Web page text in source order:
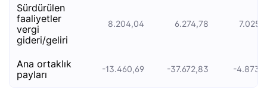
sürdürülen
faaliyetler
vergi
gideri/geliri
8.204,04 6.274,78
ana ortaklık
payları
-13.460,69 -37.672,83 -